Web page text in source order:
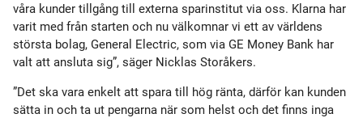
våra kunder tillgång till externa sparinstitut via oss. Klarna har
varit med från starten och nu välkomnar vi ett av världens
största bolag, General Electric, som via GE Money Bank har
valt att ansluta sig”, säger Nicklas Storåkers.
”Det ska vara enkelt att spara till hög ränta, därför kan kunden
sätta in och ta ut pengarna när som helst och det finns inga